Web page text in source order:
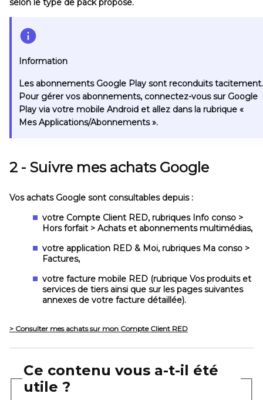
selon le type de pack proposé.
Information
Les abonnements Google Play sont reconduits tacitement.
Pour gérer vos abonnements, connectez-vous sur Google
Play via votre mobile Android et allez dans la rubrique «
Mes Applications/Abonnements ».
2 - Suivre mes achats Google
Vos achats Google sont consultables depuis :
votre Compte Client RED, rubriques Info conso >
Hors forfait > Achats et abonnements multimédias,
votre application RED & Moi, rubriques Ma conso >
Factures,
votre facture mobile RED (rubrique Vos produits et
services de tiersainsi que sur les pages suivantes
annexes de votre facture détaillée).
> Consulter mes achats sur mon Compte Client RED
Ce contenu vous a-t-il été
utile ?